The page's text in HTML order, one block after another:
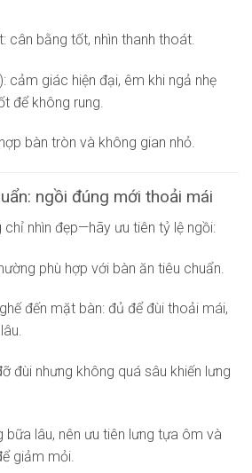
cân bằng tốt, nhìn thanh thoát.
cảm giác hiện đại, êm khi ngả nhẹ
để không rung.
bàn tròn và không gian nhỏ.
ngồi đúng mới thoải mái
chỉ nhìn đẹp—hãy ưu tiên tỷ lệ ngồi:
phù hợp với bàn ăn tiêu chuẩn.
đến mặt bàn: đủ để đùi thoải mái,
đùi nhưng không quá sâu khiến lưng
bữa lâu, nên ưu tiên lưng tựa ôm và
giảm mỏi.